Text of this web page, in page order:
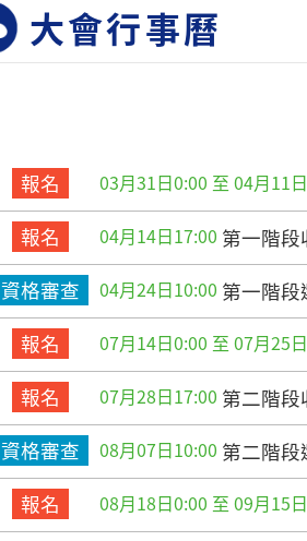
大會行事曆
報名 03月31日0:00 至 04月11
報名
04月14日17:00 第一階段
資格審查
04月24日10:00 第一階
報名
07月14日0:00 至 07月25
報名
07月28日17:00 第二階段
資格審查
08月07日10:00 第二階
報名
08月18日0:00 至 09月15